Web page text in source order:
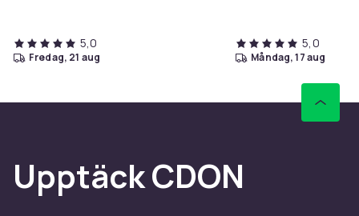
5,0
fredag, 21 aug
5,0
måndag, 17 aug
Upptäck CDON